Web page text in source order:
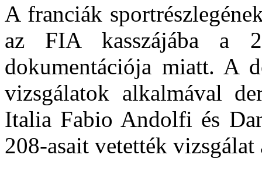
A franciák
az FIA kasszájába a
dokumentációja miatt. A
vizsgálatok alkalmával
Italia Fabio Andolfi és
208-asait vetették vizsgálat